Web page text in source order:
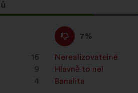
16
9
4
Nesouhlasím
:
7%
Tento
návrh
byl
kvalifikován:
Nerealizovatelné
:krát
Hlavně to ne!
:krát
Banalita
:krát